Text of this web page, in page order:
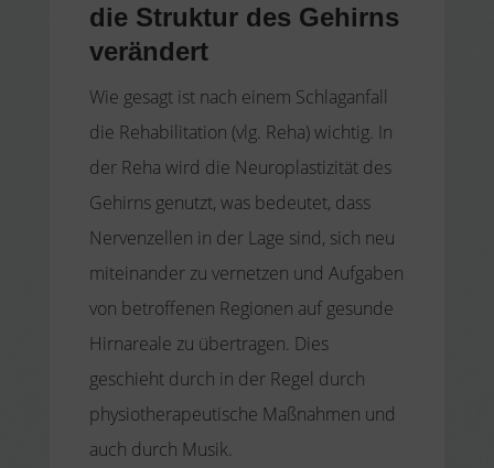
die Struktur des Gehirns
verändert
Wie gesagt ist nach einem Schlaganfall
die Rehabilitation (vlg. Reha) wichtig. In
der Reha wird die Neuroplastizität des
Gehirns genutzt, was bedeutet, dass
Nervenzellen in der Lage sind, sich neu
miteinander zu vernetzen und Aufgaben
von betroffenen Regionen auf gesunde
Hirnareale zu übertragen. Dies
geschieht durch in der Regel durch
physiotherapeutische Maßnahmen und
auch durch Musik.